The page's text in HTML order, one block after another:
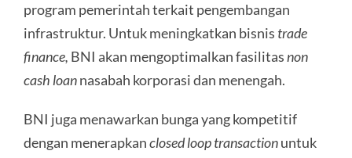
program pemerintah terkait pengembangan
infrastruktur. Untuk meningkatkan bisnis trade
finance, BNI akan mengoptimalkan fasilitasnon
cash loannasabah korporasi dan menengah.
BNI juga menawarkan bunga yang kompetitif
dengan menerapkanclosed loop transactionuntuk